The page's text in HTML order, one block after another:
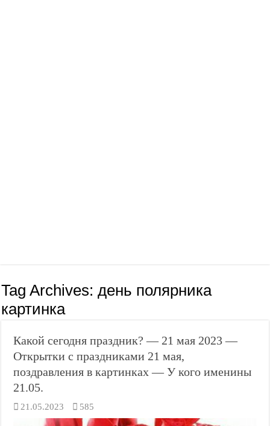
Tag Archives:день полярника
картинка
Какой сегодня праздник? — 21 мая 2023 —
Открытки с праздниками 21 мая,
поздравления в картинках — У кого именины
21.05.
21.05.2023 585